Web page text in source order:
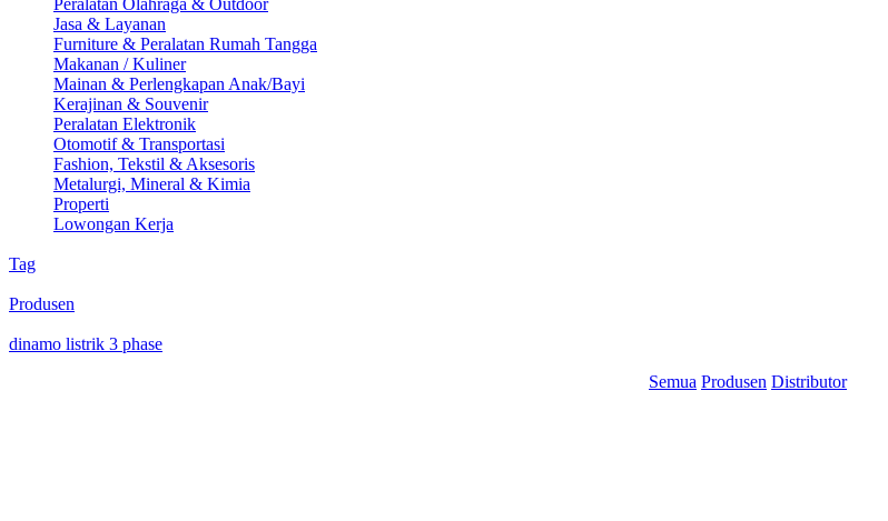
Jasa & Layanan
Furniture & Peralatan Rumah Tangga
Makanan / Kuliner
Mainan & Perlengkapan Anak/Bayi
Kerajinan & Souvenir
Peralatan Elektronik
Otomotif & Transportasi
Fashion, Tekstil & Aksesoris
Metalurgi, Mineral & Kimia
Properti
Lowongan Kerja
Tag
Produsen
dinamo listrik 3 phase
Semua Produsen Distributor